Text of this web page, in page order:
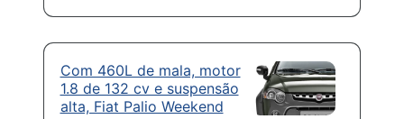
Com 460L de mala, motor
1.8 de 132 cv e suspensão
alta, Fiat Palio Weekend